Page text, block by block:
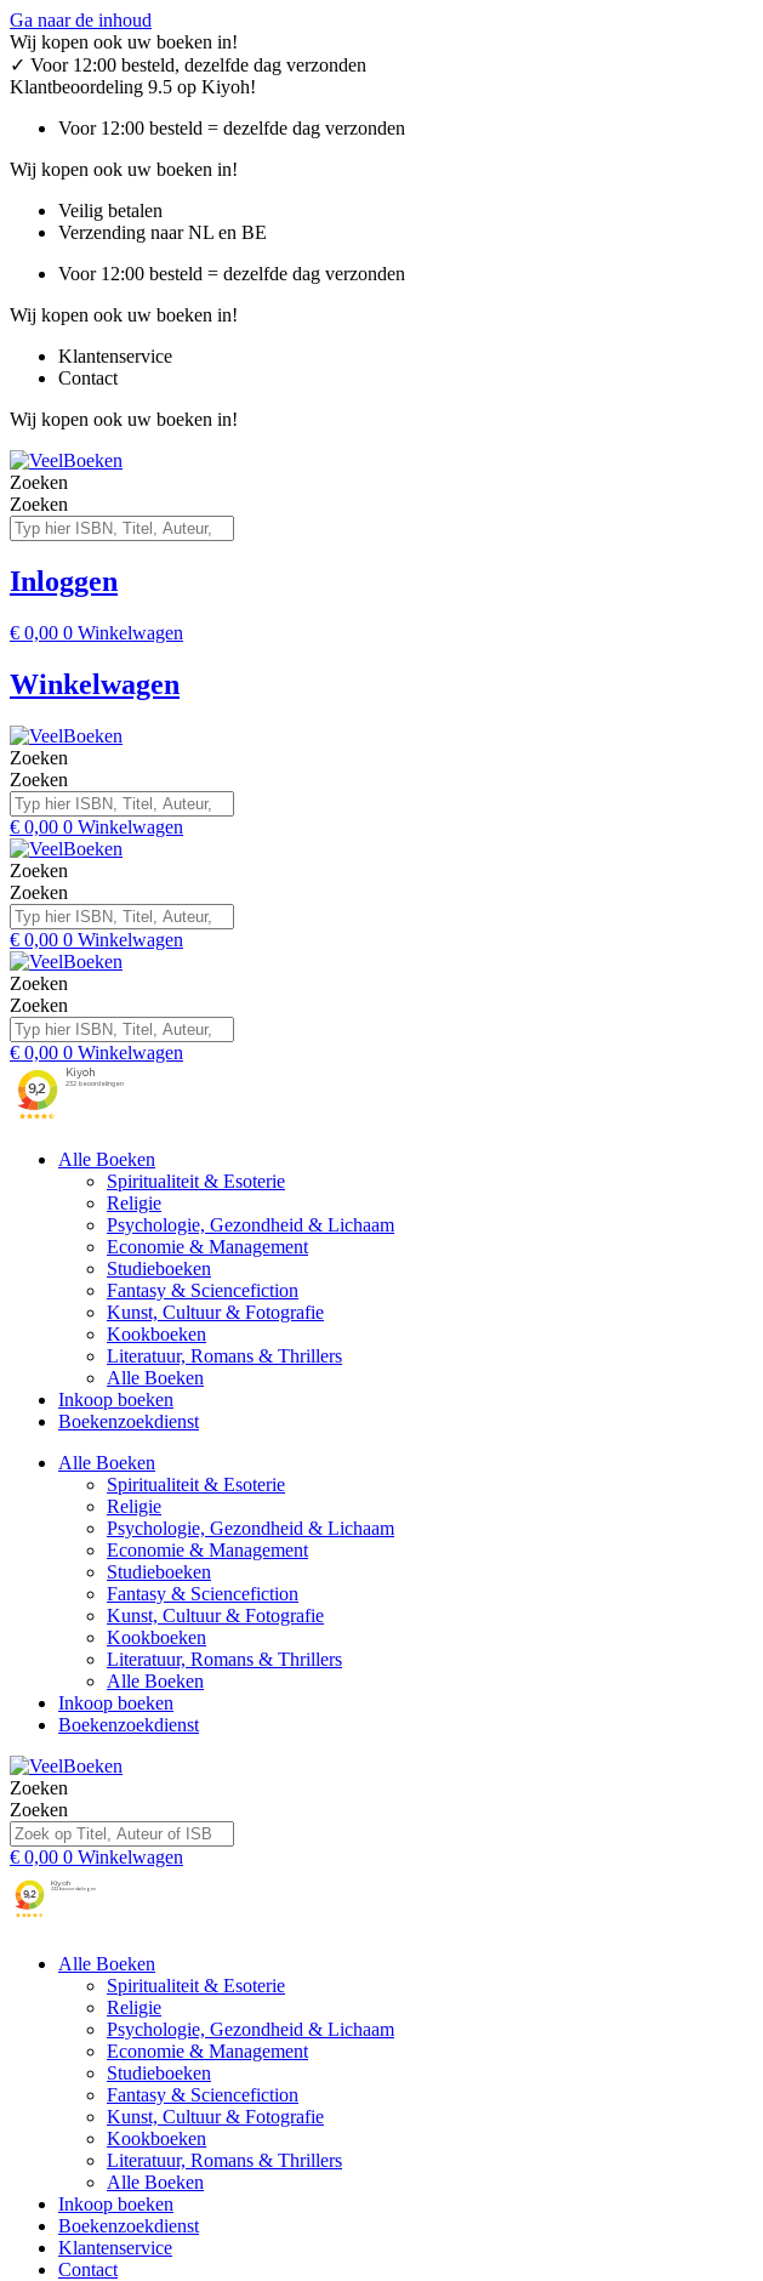
Ga naar de inhoud
Wij kopen ook uw boeken in!
✓ Voor 12:00 besteld, dezelfde dag verzonden
Klantbeoordeling 9.5 op Kiyoh!
Voor 12:00 besteld = dezelfde dag verzonden
Wij kopen ook uw boeken in!
Veilig betalen
Verzending naar NL en BE
Voor 12:00 besteld = dezelfde dag verzonden
Wij kopen ook uw boeken in!
Klantenservice
Contact
Wij kopen ook uw boeken in!
Zoeken
Zoeken
Inloggen
€ 0,00 0 Winkelwagen
Winkelwagen
Zoeken
Zoeken
€ 0,00 0 Winkelwagen
Zoeken
Zoeken
€ 0,00 0 Winkelwagen
Zoeken
Zoeken
€ 0,00 0 Winkelwagen
Alle Boeken
Spiritualiteit & Esoterie
Religie
Psychologie, Gezondheid & Lichaam
Economie & Management
Studieboeken
Fantasy & Sciencefiction
Kunst, Cultuur & Fotografie
Kookboeken
Literatuur, Romans & Thrillers
Alle Boeken
Inkoop boeken
Boekenzoekdienst
Alle Boeken
Spiritualiteit & Esoterie
Religie
Psychologie, Gezondheid & Lichaam
Economie & Management
Studieboeken
Fantasy & Sciencefiction
Kunst, Cultuur & Fotografie
Kookboeken
Literatuur, Romans & Thrillers
Alle Boeken
Inkoop boeken
Boekenzoekdienst
Zoeken
Zoeken
€ 0,00 0 Winkelwagen
Alle Boeken
Spiritualiteit & Esoterie
Religie
Psychologie, Gezondheid & Lichaam
Economie & Management
Studieboeken
Fantasy & Sciencefiction
Kunst, Cultuur & Fotografie
Kookboeken
Literatuur, Romans & Thrillers
Alle Boeken
Inkoop boeken
Boekenzoekdienst
Klantenservice
Contact